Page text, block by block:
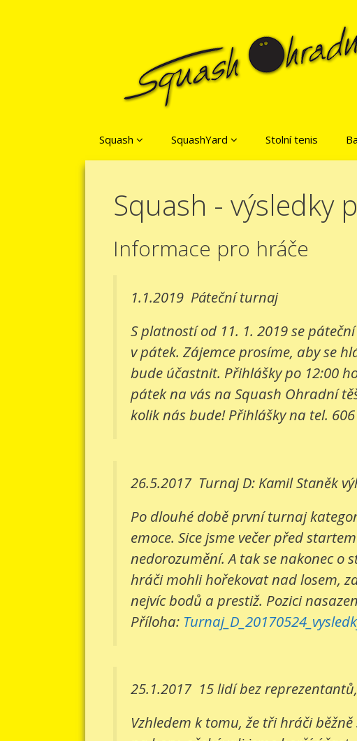
Squash SquashYard Stolní tenis
Squash - výsledky
Informace pro hráče
1.1.2019 Páteční turnaj
S platností od 11. 1. 2019 se
v pátek. Zájemce prosíme, aby se
bude účastnit. Přihlášky po 12:00
pátek na vás na Squash Ohradní
kolik nás bude! Přihlášky na tel.
26.5.2017 Turnaj D: Kamil Staněk
Po dlouhé době první turnaj
emoce. Sice jsme večer před
nedorozumění. A tak se nakonec o
hráči mohli hořekovat nad losem,
nejvíc bodů a prestiž. Pozici
Příloha:
25.1.2017 15 lidí bez
Vzhledem k tomu, že tři hráči